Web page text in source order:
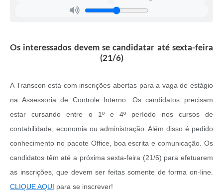
Os interessados devem se candidatar até sexta-feira
(21/6)
A Transcon está com inscrições abertas para a vaga de estágio
na Assessoria de Controle Interno. Os candidatos precisam
estar cursando entre o 1º e 4º período nos cursos de
contabilidade, economia ou administração. Além disso é pedido
conhecimento no pacote Office, boa escrita e comunicação. Os
candidatos têm até a próxima sexta-feira (21/6) para efetuarem
as inscrições, que devem ser feitas somente de forma on-line.
CLIQUE AQUI para se inscrever!